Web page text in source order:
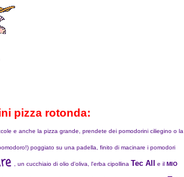
pizza rotonda:
e anche la pizza grande, prendete dei pomodorini ciliegino o la
poggiato su una padella, finito di macinare i pomodori
, un cucchiaio di olio d'oliva, l'erba cipollina Tec All e il MIO